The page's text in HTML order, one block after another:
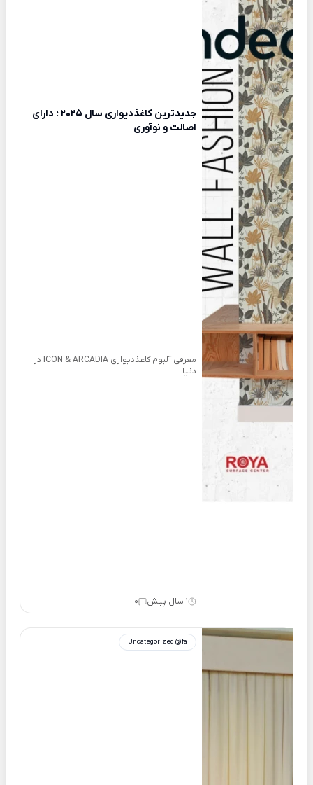
جدیدترین کاغذدیواری سال 2025 ؛ دارای
اصالت و نوآوری
معرفی آلبوم کاغذدیواری ICON & ARCADIA در
دنیا...
1 سال پیش 0
Uncategorized @fa